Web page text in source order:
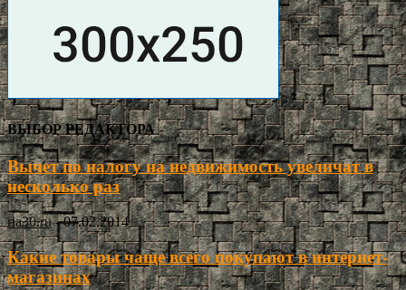
ВЫБОР РЕДАКТОРА
Вычет по налогу на недвижимость увеличат в
несколько раз
ria30.ru - 07.02.2014
Какие товары чаще всего покупают в интернет-
магазинах